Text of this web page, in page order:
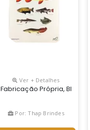
Ver + Detalhes
Fabricação Própria,
Por: Thap Brindes